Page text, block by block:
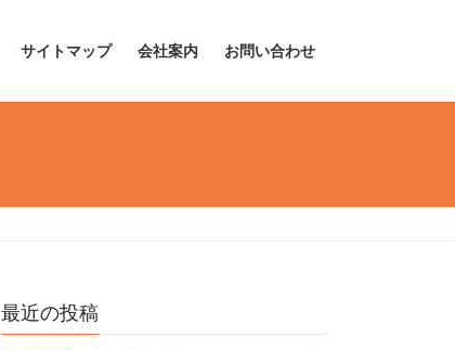
サイトマップ 会社案内 お問い合わせ
最近の投稿